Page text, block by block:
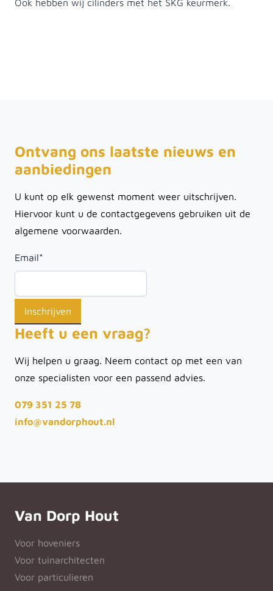
Ook hebben wij cilinders met het SKG keurmerk.
Ontvang ons laatste nieuws en
aanbiedingen
U kunt op elk gewenst moment weer uitschrijven.
Hiervoor kunt u de contactgegevens gebruiken uit de
algemene voorwaarden.
Email*
Heeft u een vraag?
Wij helpen u graag. Neem contact op met een van
onze specialisten voor een passend advies.
079 351 25 78
info@vandorphout.nl
Van Dorp Hout
Voor hoveniers
Voor tuinarchitecten
Voor particulieren